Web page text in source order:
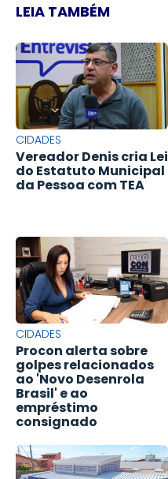
LEIA TAMBÉM
CIDADES
Vereador Denis cria Lei
do Estatuto Municipal
da Pessoa com TEA
CIDADES
Procon alerta sobre
golpes relacionados
ao 'Novo Desenrola
Brasil' e ao
empréstimo
consignado